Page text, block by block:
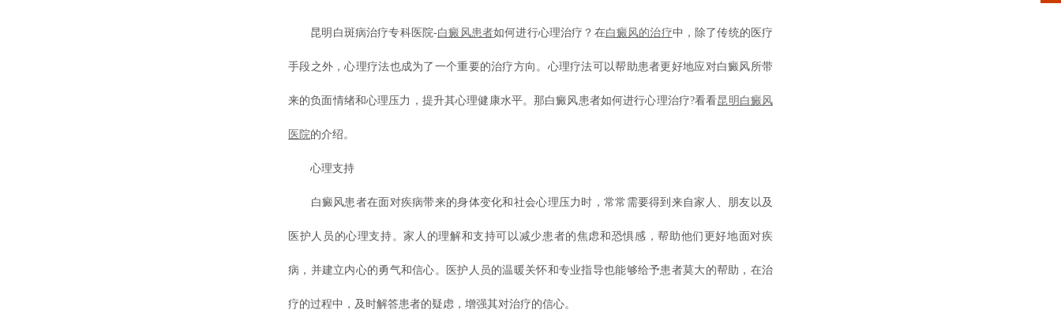
昆明白斑病治疗专科医院-白癜风患者如何进行心理治疗？在白癜风的治疗中，除了传统的医疗
手段之外，心理疗法也成为了一个重要的治疗方向。心理疗法可以帮助患者更好地应对白癜风所带
来的负面情绪和心理压力，提升其心理健康水平。那白癜风患者如何进行心理治疗?看看昆明白癜风
医院的介绍。
心理支持
白癜风患者在面对疾病带来的身体变化和社会心理压力时，常常需要得到来自家人、朋友以及
医护人员的心理支持。家人的理解和支持可以减少患者的焦虑和恐惧感，帮助他们更好地面对疾
病，并建立内心的勇气和信心。医护人员的温暖关怀和专业指导也能够给予患者莫大的帮助，在治
疗的过程中，及时解答患者的疑虑，增强其对治疗的信心。